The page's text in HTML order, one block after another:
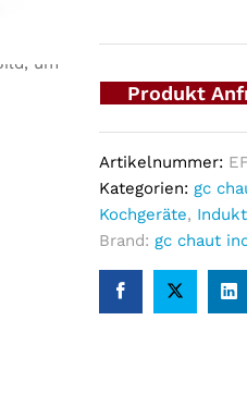
um
Produkt
Artikelnummer:
Kategorien: gc
Kochgeräte,
Brand: gc chaut